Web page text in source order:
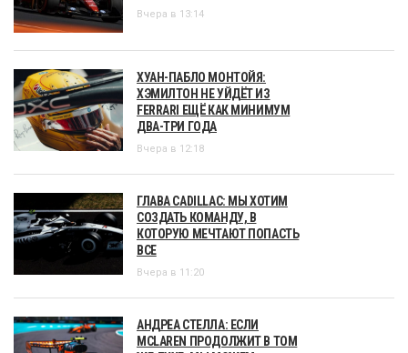
Вчера в 13:14
ХУАН-ПАБЛО МОНТОЙЯ:
ХЭМИЛТОН НЕ УЙДЁТ ИЗ
FERRARI ЕЩЁ КАК МИНИМУМ
ДВА-ТРИ ГОДА
Вчера в 12:18
ГЛАВА CADILLAC: МЫ ХОТИМ
СОЗДАТЬ КОМАНДУ, В
КОТОРУЮ МЕЧТАЮТ ПОПАСТЬ
ВСЕ
Вчера в 11:20
АНДРЕА СТЕЛЛА: ЕСЛИ
MCLAREN ПРОДОЛЖИТ В ТОМ